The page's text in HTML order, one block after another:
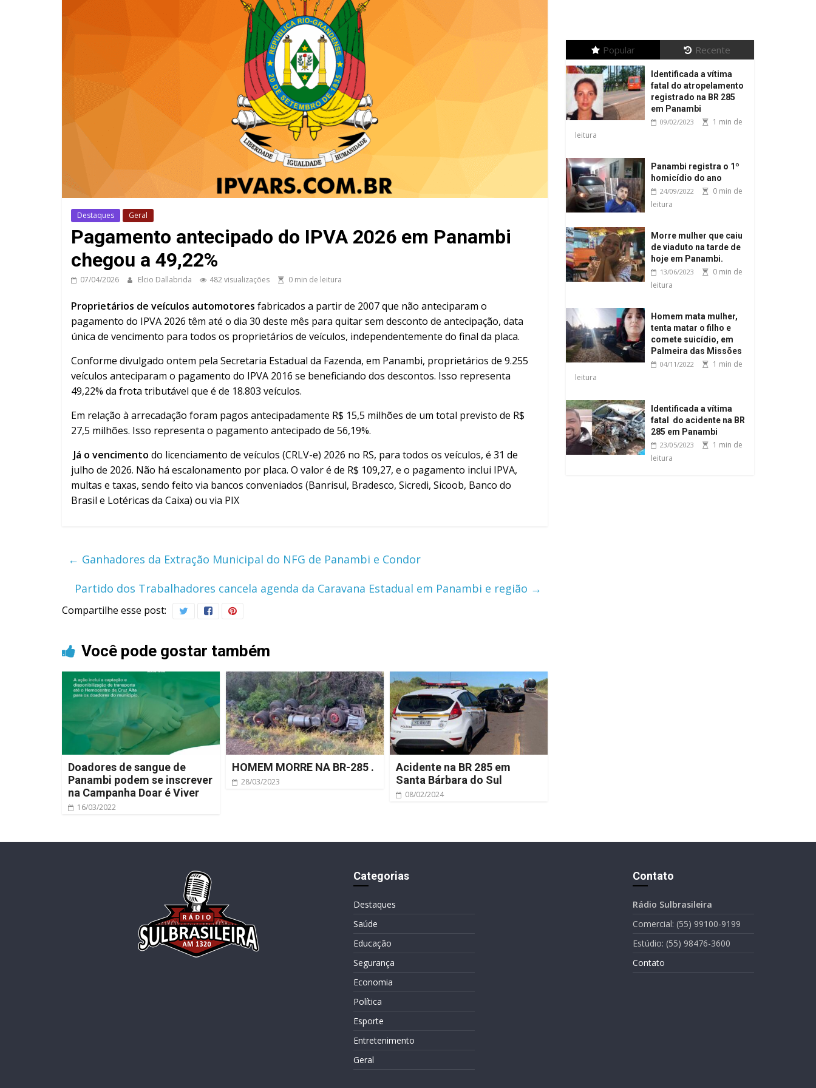
Destaques Geral
Pagamento antecipado do IPVA 2026 em Panambi
chegou a 49,22%
07/04/2026 Elcio Dallabrida 482 visualizações 0 min de leitura
Proprietários de veículos automotores fabricados a partir de 2007 que não anteciparam o
pagamento do IPVA 2026 têm até o dia 30 deste mês para quitar sem desconto de antecipação, data
única de vencimento para todos os proprietários de veículos, independentemente do final da placa.
Conforme divulgado ontem pela Secretaria Estadual da Fazenda, em Panambi, proprietários de 9.255
veículos anteciparam o pagamento do IPVA 2016 se beneficiando dos descontos. Isso representa
49,22% da frota tributável que é de 18.803 veículos.
Em relação à arrecadação foram pagos antecipadamente R$ 15,5 milhões de um total previsto de R$
27,5 milhões. Isso representa o pagamento antecipado de 56,19%.
Já o vencimento do licenciamento de veículos (CRLV-e) 2026 no RS, para todos os veículos, é 31 de
julho de 2026. Não há escalonamento por placa. O valor é de R$ 109,27, e o pagamento inclui IPVA,
multas e taxas, sendo feito via bancos conveniados (Banrisul, Bradesco, Sicredi, Sicoob, Banco do
Brasil e Lotéricas da Caixa) ou via PIX
← Ganhadores da Extração Municipal do NFG de Panambi e Condor
Partido dos Trabalhadores cancela agenda da Caravana Estadual em Panambi e região →
Compartilhe esse post:
Você pode gostar também
Doadores de sangue de
Panambi podem se inscrever
na Campanha Doar é Viver
16/03/2022
HOMEM MORRE NA BR-285 .
28/03/2023
Acidente na BR 285 em
Santa Bárbara do Sul
08/02/2024
Popular Recente
Identificada a vítima
fatal do atropelamento
registrado na BR 285
em Panambi
09/02/2023
1 min de
leitura
Panambi registra o 1º
homicídio do ano
24/09/2022
0 min de
leitura
Morre mulher que caiu
de viaduto na tarde de
hoje em Panambi.
13/06/2023
0 min de
leitura
Homem mata mulher,
tenta matar o filho e
comete suicídio, em
Palmeira das Missões
04/11/2022
1 min de
leitura
Identificada a vítima
fatal do acidente na BR
285 em Panambi
23/05/2023
1 min de
leitura
Categorias
Destaques
Saúde
Educação
Segurança
Economia
Política
Esporte
Entretenimento
Geral
Contato
Rádio Sulbrasileira
Comercial: (55) 99100-9199
Estúdio: (55) 98476-3600
Contato